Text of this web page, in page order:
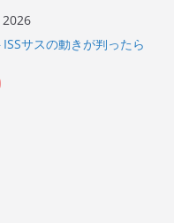
サスの動きが判ったら
各部をチェックして、ス